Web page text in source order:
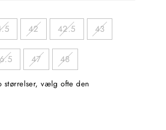
42 42.5 43
47 48
størrelser, vælg ofte den